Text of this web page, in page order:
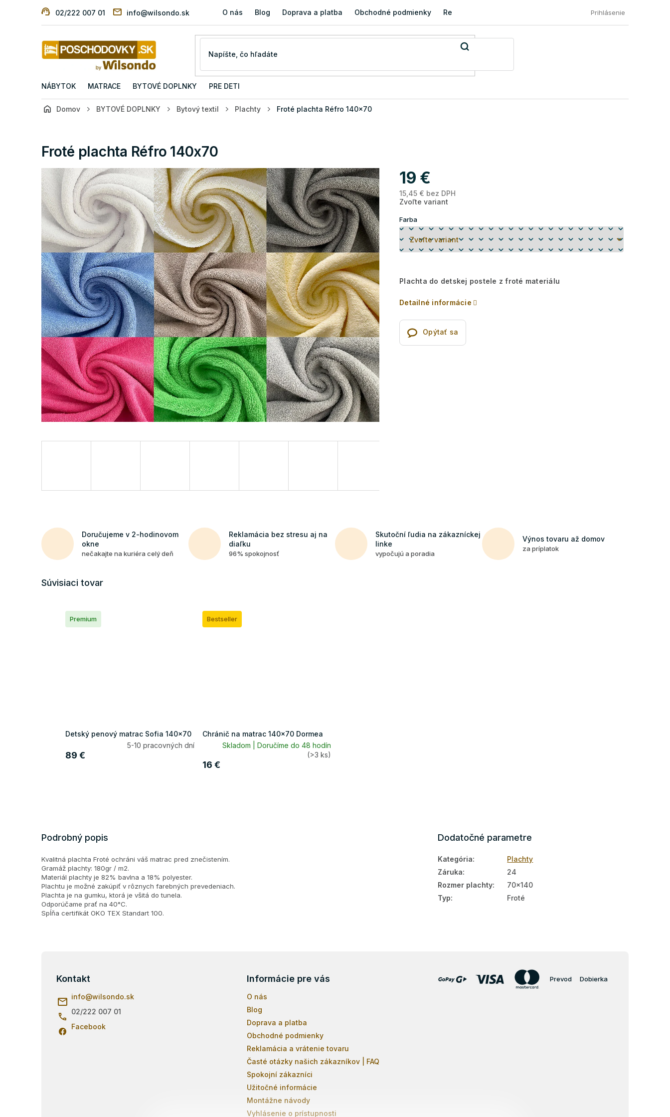
02/222 007 01 info@wilsondo.sk O nás Blog Doprava a platba Obchodné podmienky Reklamácia a vrátenie tovaru Časté otázky našich
Prihlásenie
NÁBYTOK MATRACE BYTOVÉ DOPLNKY PRE DETI
Domov BYTOVÉ DOPLNKY Bytový textil Plachty Froté plachta Réfro 140x70
Froté plachta Réfro 140x70
19 €
15,45 € bez DPH
Zvoľte variant
Farba
Plachta do detskej postele z froté materiálu
Detailné informácie
Opýtať sa
Doručujeme v 2-hodinovom
okne
nečakajte na kuriéra celý deň
Reklamácia bez stresu aj na
diaľku
96% spokojnosť
Skutoční ľudia na zákazníckej
linke
vypočujú a poradia
Výnos tovaru až domov
za príplatok
Súvisiaci tovar
Premium
Detský penový matrac Sofia 140x70
5-10 pracovných dní
89 €
Bestseller
Chránič na matrac 140x70 Dormea
Skladom | Doručíme do 48 hodín
(>3 ks)
16 €
Podrobný popis
Kvalitná plachta Froté ochráni váš matrac pred znečistením.
Gramáž plachty: 180gr / m2.
Materiál plachty je 82% bavlna a 18% polyester.
Plachtu je možné zakúpiť v rôznych farebných prevedeniach.
Plachta je na gumku, ktorá je všitá do tunela.
Odporúčame prať na 40°C.
Spĺňa certifikát OKO TEX Standart 100.
Dodatočné parametre
Kategória:
Plachty
Záruka:
24
Rozmer plachty:
70x140
Typ: Froté
Kontakt
info@wilsondo.sk
02/222 007 01
Facebook
Informácie pre vás
O nás
Blog
Doprava a platba
Obchodné podmienky
Reklamácia a vrátenie tovaru
Časté otázky našich zákazníkov | FAQ
Spokojní zákazníci
Užitočné informácie
Montážne návody
Vyhlásenie o prístupnosti
Prevod Dobierka